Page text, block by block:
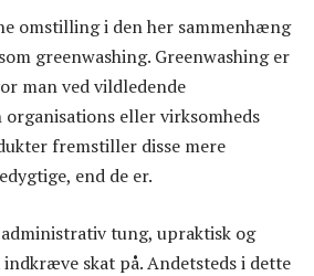
omstilling i den her sammenhæng
greenwashing. Greenwashing er
man ved vildledende
eller virksomheds
fremstiller disse mere
end de er.
tung, upraktisk og
skat på. Andetsteds i dette